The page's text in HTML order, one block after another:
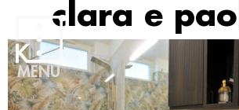
MENU
clara e